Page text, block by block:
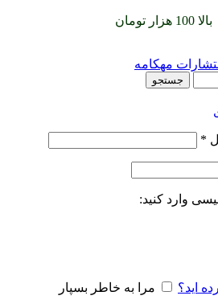
بالا 100 هزار تومان
جستجو
*
وارد کنید:
اید؟ مرا به خاطر بسپار